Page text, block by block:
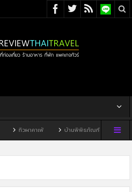
บ้านพิพิธภัณฑ์ไทดำ บ้านหนองมะจับ